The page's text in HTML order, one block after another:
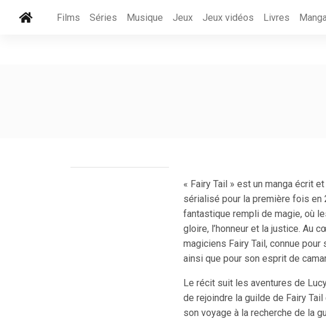
Films Séries Musique Jeux Jeux vidéos Livres
« Fairy Tail » est un manga écrit
sérialisé pour la première fois en
fantastique rempli de magie, où
gloire, l’honneur et la justice. Au
magiciens Fairy Tail, connue
ainsi que pour son esprit de
Le récit suit les aventures de
de rejoindre la guilde de Fairy
son voyage à la recherche de la